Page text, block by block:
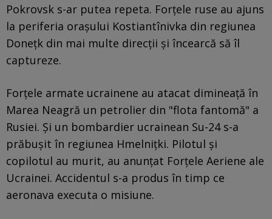
Pokrovsk s-ar putea repeta. Forțele ruse au ajuns
la periferia orașului Kostiantînivka din regiunea
Donețk din mai multe direcții și încearcă să îl
captureze.
Forțele armate ucrainene au atacat dimineață în
Marea Neagră un petrolier din "flota fantomă" a
Rusiei. Și un bombardier ucrainean Su-24 s-a
prăbușit în regiunea Hmelnițki. Pilotul și
copilotul au murit, au anunțat Forțele Aeriene ale
Ucrainei. Accidentul s-a produs în timp ce
aeronava executa o misiune.